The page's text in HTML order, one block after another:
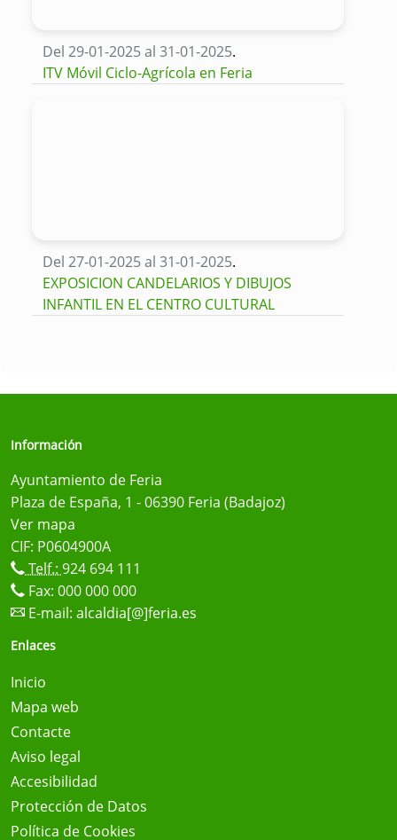
Del 29-01-2025 al 31-01-2025.
ITV Móvil Ciclo-Agrícola en Feria
Del 27-01-2025 al 31-01-2025.
EXPOSICION CANDELARIOS Y DIBUJOS
INFANTIL EN EL CENTRO CULTURAL
Información
Ayuntamiento de Feria
Plaza de España, 1 - 06390 Feria (Badajoz)
Ver mapa
CIF: P0604900A
Telf.: 924 694 111
Fax: 000 000 000
E-mail: alcaldia[@]feria.es
Enlaces
Inicio
Mapa web
Contacte
Aviso legal
Accesibilidad
Protección de Datos
Política de Cookies